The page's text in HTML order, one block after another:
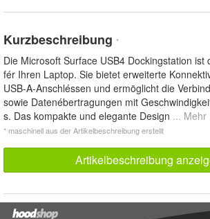
Kurzbeschreibung *
Die Microsoft Surface USB4 Dockingstation ist
fér Ihren Laptop. Sie bietet erweiterte
USB-A-Anschléssen und ermöglicht die
sowie Datenébertragungen mit
s. Das kompakte und elegante Design ... Mehr
* maschinell aus der Artikelbeschreibung erstellt
Artikelbeschreibung